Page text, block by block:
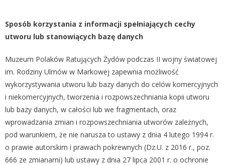
Sposób korzystania z informacji spełniających cechy
utworu lub stanowiących bazę danych
Muzeum Polaków Ratujących Żydów podczas II wojny światowej
im. Rodziny Ulmów w Markowej zapewnia możliwość
wykorzystywania utworu lub bazy danych do celów komercyjnych
i niekomercyjnych, tworzenia i rozpowszechniania kopii utworu
lub bazy danych, w całości lub we fragmentach, oraz
wprowadzania zmian i rozpowszechniania utworów zależnych,
pod warunkiem, że nie narusza to ustawy z dnia 4 lutego 1994 r.
o prawie autorskim i prawach pokrewnych (Dz.U. z 2016 r., poz.
666 ze zmianami) lub ustawy z dnia 27 lipca 2001 r. o ochronie